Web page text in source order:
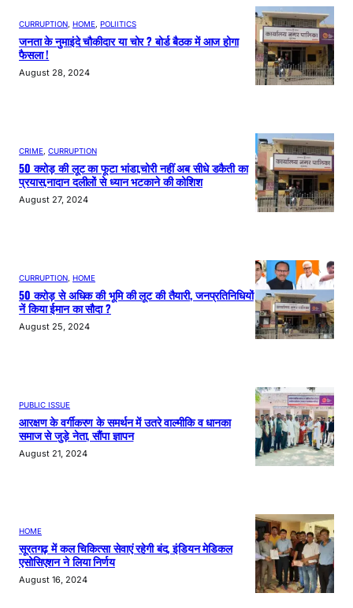
CURRUPTION HOME POLIITICS
जनता के नुमाइंदे चौकीदार या चोर ? बोर्ड बैठक में आज होगा
फैसला !
August 28, 2024
CRIME CURRUPTION
50 करोड़ की लूट का फूटा भांडा,चोरी नहीं अब सीधे डकैती का
प्रयास,नादान दलीलों से ध्यान भटकाने की कोशिश
August 27, 2024
CURRUPTION HOME
50 करोड़ से अधिक की भूमि की लूट की तैयारी, जनप्रतिनिधियों
नें किया ईमान का सौदा ?
August 25, 2024
PUBLIC ISSUE
आरक्षण के वर्गीकरण के समर्थन में उतरे वाल्मीकि व धानका
समाज से जुड़े नेता, सौंपा ज्ञापन
August 21, 2024
HOME
सूरतगढ़ में कल चिकित्सा सेवाएं रहेगी बंद, इंडियन मेडिकल
एसोसिएशन ने लिया निर्णय
August 16, 2024